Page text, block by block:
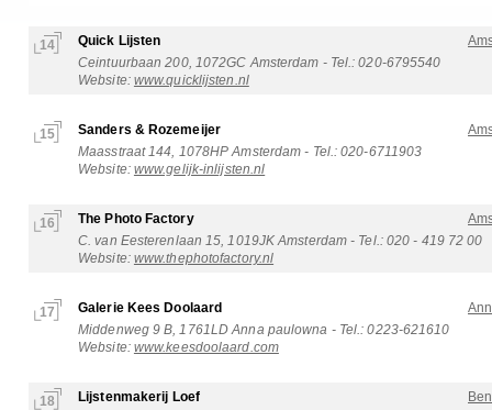
14 Quick Lijsten
Ceintuurbaan 200, 1072GC Amsterdam - Tel.: 020-6795540
Website: www.quicklijsten.nl
15 Sanders & Rozemeijer
Maasstraat 144, 1078HP Amsterdam - Tel.: 020-6711903
Website: www.gelijk-inlijsten.nl
16 The Photo Factory
C. van Eesterenlaan 15, 1019JK Amsterdam - Tel.: 020 - 419 72 00
Website: www.thephotofactory.nl
17 Galerie Kees Doolaard
Middenweg 9 B, 1761LD Anna paulowna - Tel.: 0223-621610
Website: www.keesdoolaard.com
18 Lijstenmakerij Loef